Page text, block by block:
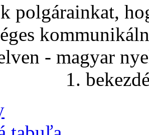
polgárainkat,
- magyar
1.